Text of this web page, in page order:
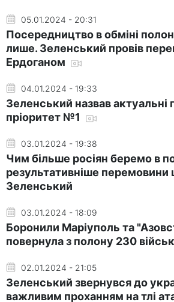
05.01.2024 - 20:31
Посередництво в обміні
лише. Зеленський провів
Ердоганом
04.01.2024 - 19:33
Зеленський назвав
пріоритет №1
03.01.2024 - 19:38
Чим більше росіян беремо в
результативніше перемовини
Зеленський
03.01.2024 - 18:09
Боронили Маріуполь та
повернула з полону 230
02.01.2024 - 21:05
Зеленський звернувся до
важливим проханням на тлі